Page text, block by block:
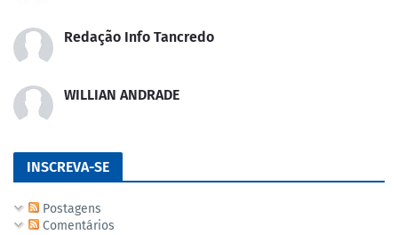
Redação Info Tancredo
WILLIAN ANDRADE
INSCREVA-SE
Postagens
Comentários